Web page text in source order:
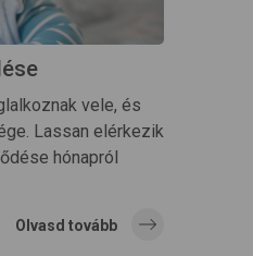
vele, és
Lassan elérkezik
hónapról
Olvasd tovább